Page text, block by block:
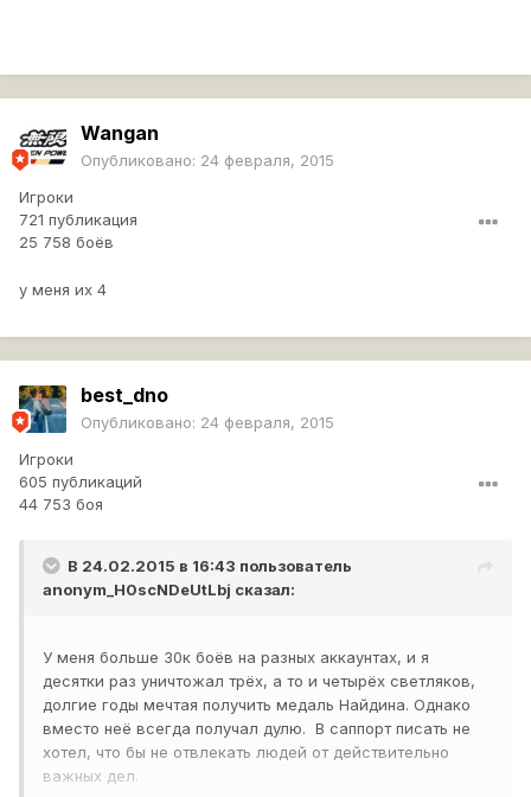
Wangan
Опубликовано: 24 февраля, 2015
Игроки
721 публикация
25 758 боёв
у меня их 4
best_dno
Опубликовано: 24 февраля, 2015
Игроки
605 публикаций
44 753 боя
В 24.02.2015 в 16:43 пользователь
anonym_H0scNDeUtLbj сказал:
У меня больше 30к боёв на разных аккаунтах, и я
десятки раз уничтожал трёх, а то и четырёх светляков,
долгие годы мечтая получить медаль Найдина. Однако
вместо неё всегда получал дулю. В саппорт писать не
хотел, что бы не отвлекать людей от действительно
важных дел.